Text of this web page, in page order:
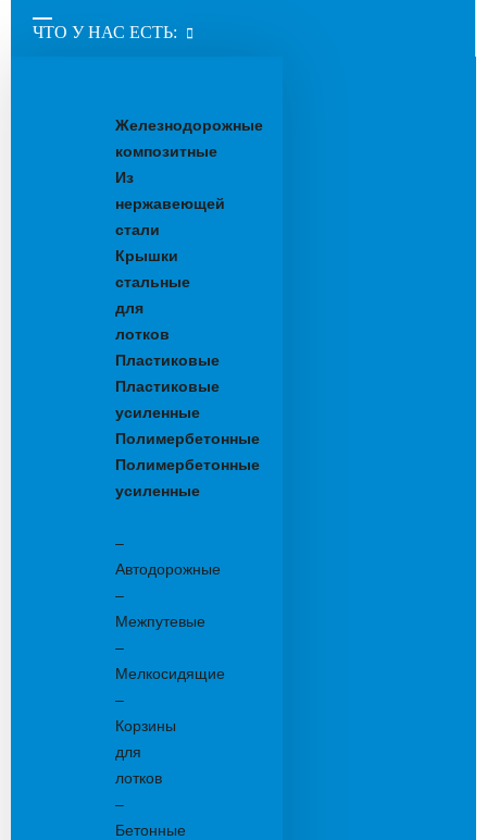
ЧТО У НАС ЕСТЬ:
Железнодорожные
композитные
Из
нержавеющей
стали
Крышки
стальные
для
лотков
Пластиковые
Пластиковые
усиленные
Полимербетонные
Полимербетонные
усиленные
–
Автодорожные
–
Межпутевые
–
Мелкосидящие
–
Корзины
для
лотков
–
Бетонные